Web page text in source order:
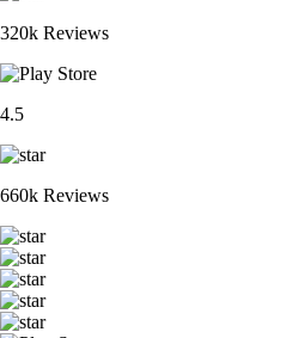
320k Reviews
4.5
660k Reviews